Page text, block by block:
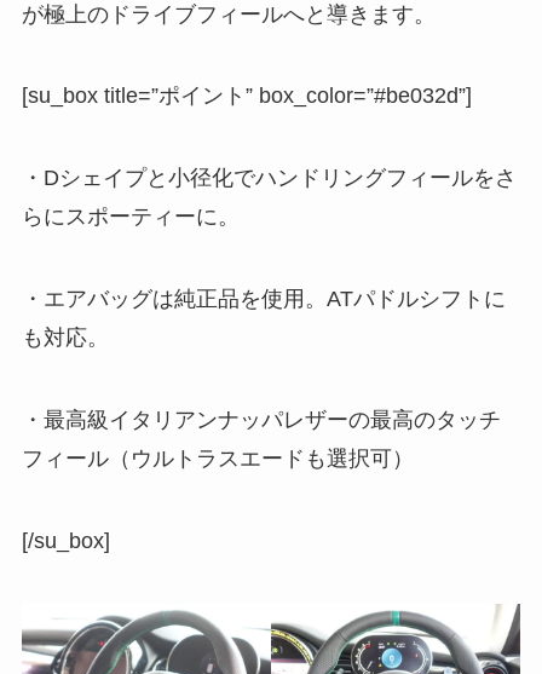
が極上のドライブフィールへと導きます。
[su_box title=”ポイント” box_color=”#be032d”]
・Dシェイプと小径化でハンドリングフィールをさ
らにスポーティーに。
・エアバッグは純正品を使用。ATパドルシフトに
も対応。
・最高級イタリアンナッパレザーの最高のタッチ
フィール（ウルトラスエードも選択可）
[/su_box]